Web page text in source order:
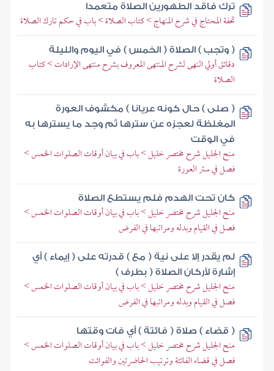
ترك فاقد الطهورين الصلاة متعمدا
تحفة المحتاج في شرح المنهاج > كتاب الصلاة > باب في حكم تارك الصلاة
( وتجب ) الصلاة ( الخمس ) في اليوم والليلة
دقائق أولي النهى لشرح المنتهى المعروف بشرح منتهى الإرادات > كتاب
الصلاة
( صلى ) حال كونه عريانا ) مكشوف العورة
المغلظة لعجزه عن سترها ثم وجد ما يسترها به
في الوقت
منح الجليل شرح مختصر خليل > باب في بيان أوقات الصلوات الخمس >
فصل في ستر العورة
كان تحت الهدم فلم يستطع الصلاة
منح الجليل شرح مختصر خليل > باب في بيان أوقات الصلوات الخمس >
فصل في القيام وبدله ومراتبها في الفرض
لم يقدر إلا على نية ( مع ) قدرته على ( إيماء ) أي
إشارة لأركان الصلاة ( بطرف )
منح الجليل شرح مختصر خليل > باب في بيان أوقات الصلوات الخمس >
فصل في القيام وبدله ومراتبها في الفرض
( قضاء ) صلاة ( فائتة ) أي فات وقتها
منح الجليل شرح مختصر خليل > باب في بيان أوقات الصلوات الخمس >
فصل في قضاء الفائتة وترتيب الحاضرتين والفوائت